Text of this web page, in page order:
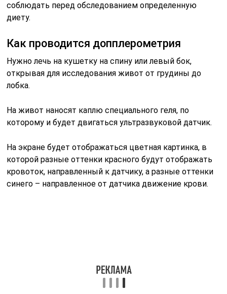
соблюдать перед обследованием определенную
диету.
Как проводится допплерометрия
Нужно лечь на кушетку на спину или левый бок,
открывая для исследования живот от грудины до
лобка.
На живот наносят каплю специального геля, по
которому и будет двигаться ультразвуковой датчик.
На экране будет отображаться цветная картинка, в
которой разные оттенки красного будут отображать
кровоток, направленный к датчику, а разные оттенки
синего – направленное от датчика движение крови.